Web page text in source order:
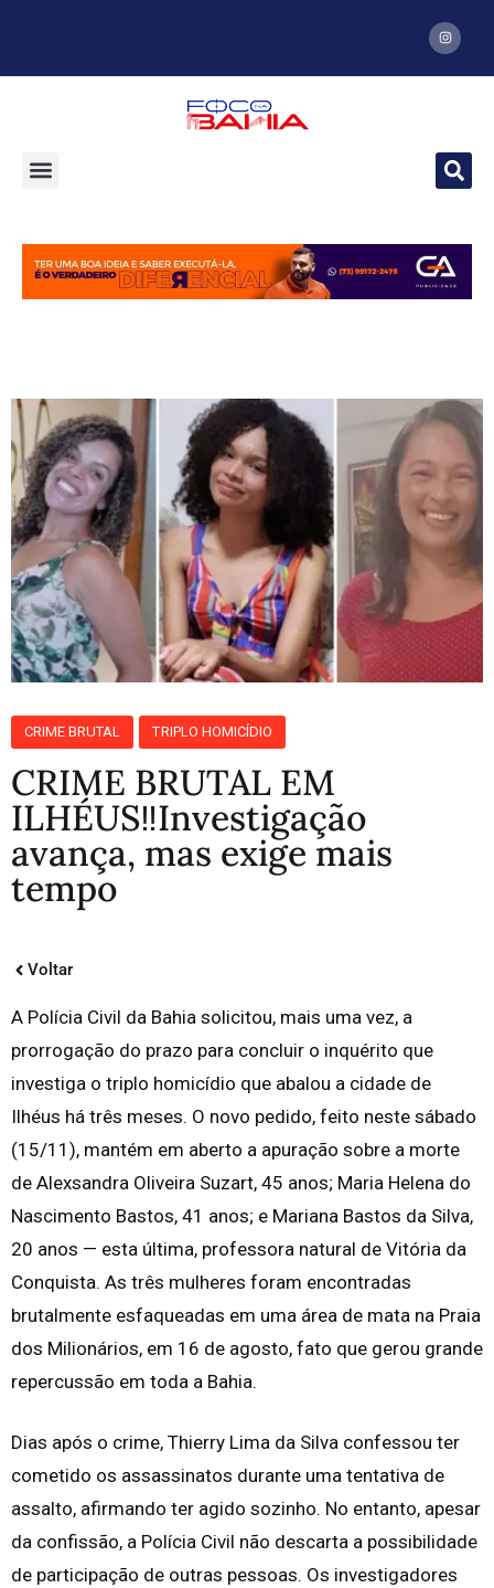
CRIME BRUTAL TRIPLO HOMICÍDIO
CRIME BRUTAL EM
ILHÉUS‼️Investigação
avança, mas exige mais
tempo
Voltar
A Polícia Civil da Bahia solicitou, mais uma vez, a
prorrogação do prazo para concluir o inquérito que
investiga o triplo homicídio que abalou a cidade de
Ilhéus há três meses. O novo pedido, feito neste sábado
(15/11), mantém em aberto a apuração sobre a morte
de Alexsandra Oliveira Suzart, 45 anos; Maria Helena do
Nascimento Bastos, 41 anos; e Mariana Bastos da Silva,
20 anos — esta última, professora natural de Vitória da
Conquista. As três mulheres foram encontradas
brutalmente esfaqueadas em uma área de mata na Praia
dos Milionários, em 16 de agosto, fato que gerou grande
repercussão em toda a Bahia.
Dias após o crime, Thierry Lima da Silva confessou ter
cometido os assassinatos durante uma tentativa de
assalto, afirmando ter agido sozinho. No entanto, apesar
da confissão, a Polícia Civil não descarta a possibilidade
de participação de outras pessoas. Os investigadores